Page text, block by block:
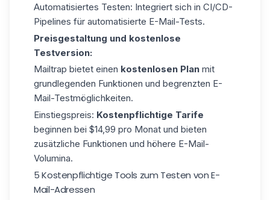
Automatisiertes Testen: Integriert sich in CI/CD-
Pipelines für automatisierte E-Mail-Tests.
Preisgestaltung und kostenlose
Testversion:
Mailtrap bietet einen kostenlosen Plan mit
grundlegenden Funktionen und begrenzten E-
Mail-Testmöglichkeiten.
Einstiegspreis: Kostenpflichtige Tarife
beginnen bei $14,99 pro Monat und bieten
zusätzliche Funktionen und höhere E-Mail-
Volumina.
5 Kostenpflichtige Tools zum Testen von E-
Mail-Adressen